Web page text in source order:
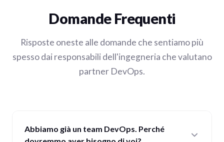
Domande Frequenti
Risposte oneste alle domande che sentiamo più
spesso dai responsabili dell'ingegneria che valutano
partner DevOps.
Abbiamo già un team DevOps. Perché